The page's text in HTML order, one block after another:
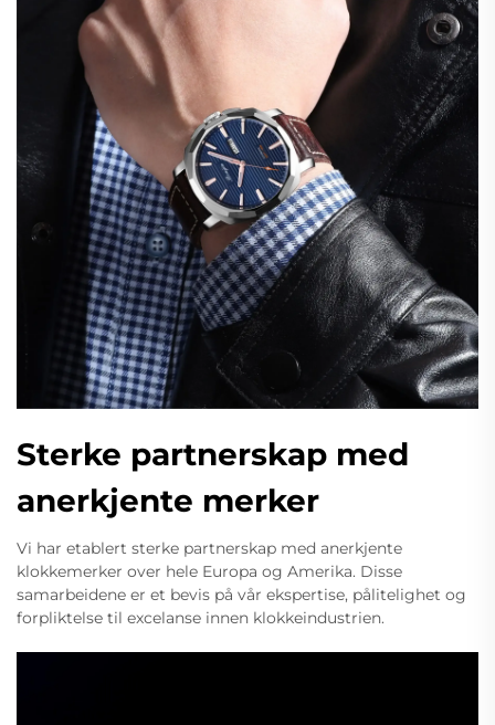
Sterke partnerskap med
anerkjente merker
Vi har etablert sterke partnerskap med anerkjente
klokkemerker over hele Europa og Amerika. Disse
samarbeidene er et bevis på vår ekspertise, pålitelighet og
forpliktelse til excelanse innen klokkeindustrien.